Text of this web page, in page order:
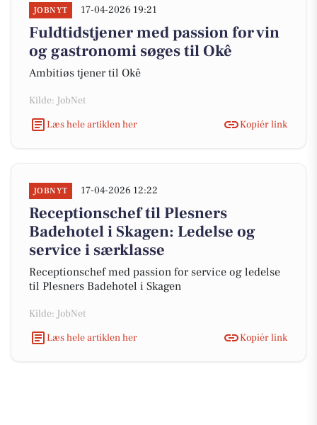
JOBNYT 17-04-2026 19:21
Fuldtidstjener med passion for vin
og gastronomi søges til Okê
Ambitiøs tjener til Okê
Kilde: JobNet
Læs hele artiklen her
Kopiér link
JOBNYT 17-04-2026 12:22
Receptionschef til Plesners
Badehotel i Skagen: Ledelse og
service i særklasse
Receptionschef med passion for service og ledelse
til Plesners Badehotel i Skagen
Kilde: JobNet
Læs hele artiklen her
Kopiér link